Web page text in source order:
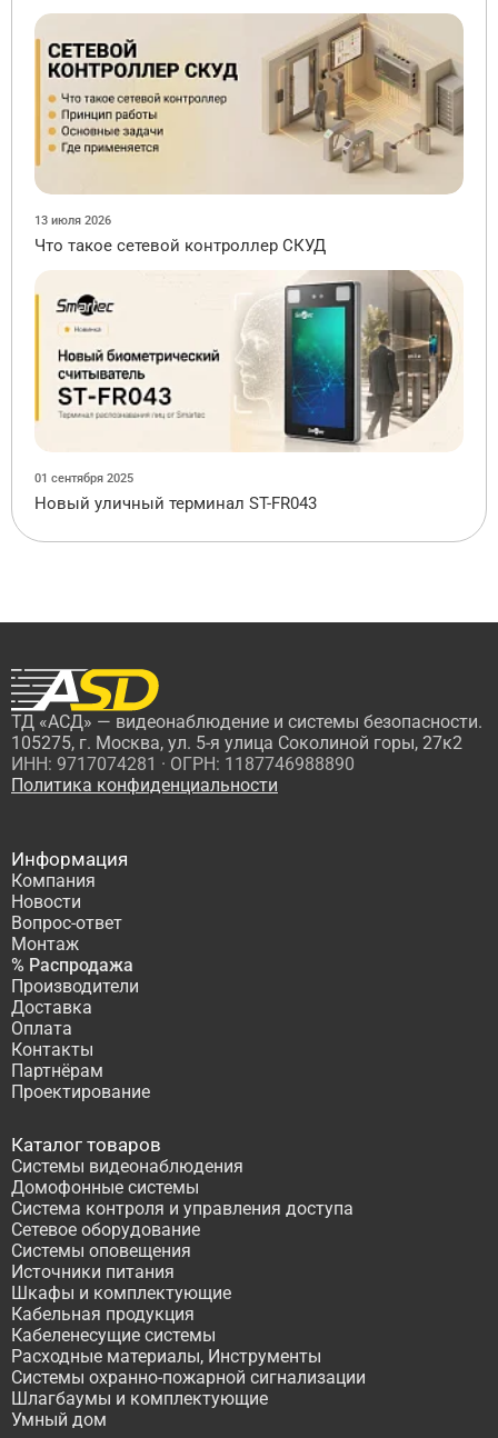
13 июля 2026
Что такое сетевой контроллер СКУД
01 сентября 2025
Новый уличный терминал ST-FR043
ТД «АСД» — видеонаблюдение и системы безопасности.
105275, г. Москва, ул. 5-я улица Соколиной горы, 27к2
ИНН: 9717074281 · ОГРН: 1187746988890
Политика конфиденциальности
Информация
Компания
Новости
Вопрос-ответ
Монтаж
% Распродажа
Производители
Доставка
Оплата
Контакты
Партнёрам
Проектирование
Каталог товаров
Системы видеонаблюдения
Домофонные системы
Система контроля и управления доступа
Сетевое оборудование
Системы оповещения
Источники питания
Шкафы и комплектующие
Кабельная продукция
Кабеленесущие системы
Расходные материалы, Инструменты
Системы охранно-пожарной сигнализации
Шлагбаумы и комплектующие
Умный дом